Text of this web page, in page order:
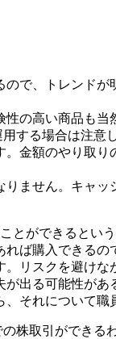
で、トレンド
の高い商品も当
する場合は注意
金額のやり取
ません。キャ
とができるという
ば購入できるの
リスクを避けな
出る可能性があ
それについて職
株取引ができるわ